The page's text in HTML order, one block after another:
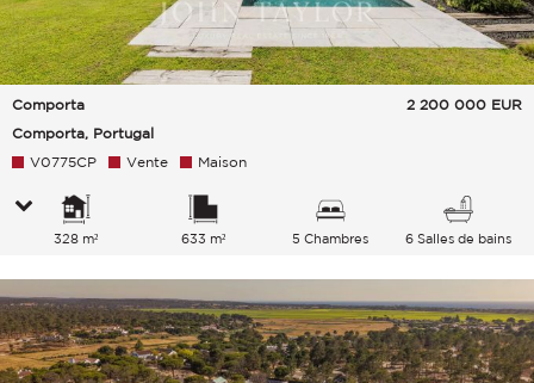
Comporta
Comporta, Portugal
2 200 000 EUR
V0775CP Vente Maison
328 m² 633 m² 5 Chambres 6 Salles de bains